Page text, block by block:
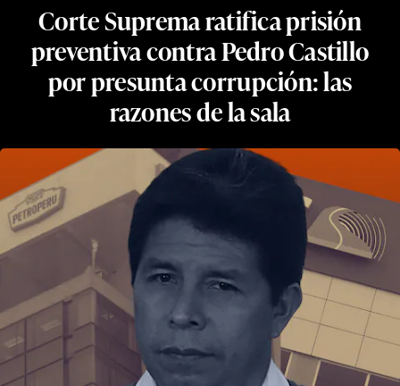
Corte Suprema ratifica prisión
preventiva contra Pedro Castillo
por presunta corrupción: las
razones de la sala